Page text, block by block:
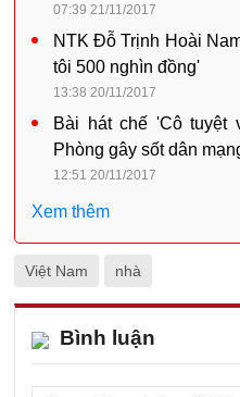
07:39 21/11/2017
NTK Đỗ Trịnh Hoài
tôi 500 nghìn đồng'
13:38 20/11/2017
Bài hát chế 'Cô tuyệt
Phòng gây sốt dân
12:51 20/11/2017
Xem thêm
Việt Nam nhà
Bình luận